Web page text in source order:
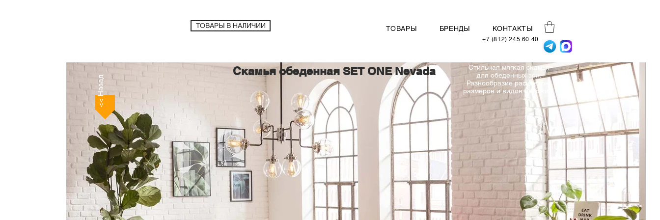
ТОВАРЫ В НАЛИЧИИ ТОВАРЫ БРЕНДЫ КОНТАКТЫ
+7 (812) 245 60 40
Стильная мягкая скамья
для обеденных зон.
Разнообразие расцветок,
размеров и видов изножий.
<< Назад
Скамья обеденная SET ONE Nevada